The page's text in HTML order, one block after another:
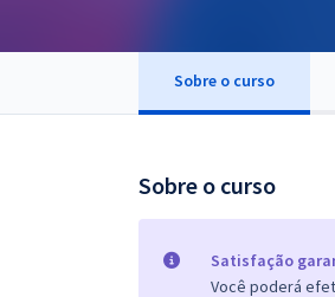
Questões grátis
Sobre o curso
Sobre o curso
Satisfação
Você poderá